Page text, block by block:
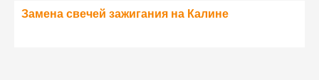
Замена свечей зажигания на Калине